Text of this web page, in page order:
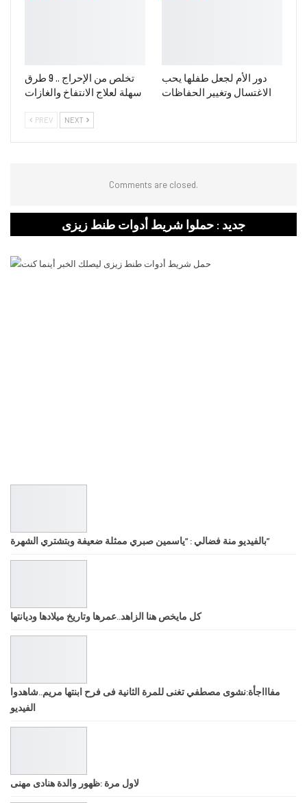
تخلص من الإحراج .. 9 طرق
سهلة لعلاج الانتفاخ والغازات
دور الأم لجعل طفلها يحب
الاغتسال وتغيير الحفاظات
PREV NEXT
Comments are closed.
جديد : حملوا شريط أدوات طنط زيزى
بالفيديو منة فضالي : “ياسمين صبري ممثلة ضعيفة وبتشتري الشهرة”
كل مايخص هنا الزاهد..عمرها وتاريخ ميلادها وديانتها
مفاااجأة:نشوى مصطفي تغنى للمرة الثانية فى فرح ابنتها مريم..شاهدوا
الفيديو
لاول مرة :ظهور والدة هنادى مهنى